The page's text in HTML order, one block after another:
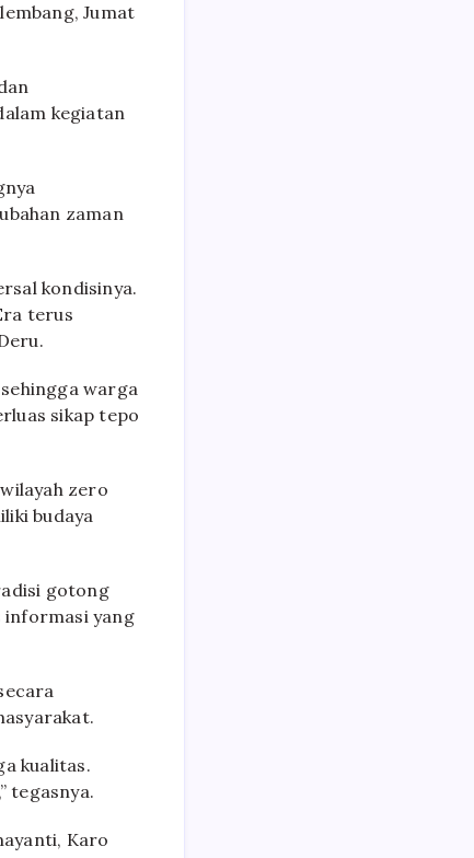
Jumat
kegiatan
zaman
kondisinya.
terus
warga
sikap tepo
zero
budaya
gotong
informasi yang
kualitas.
tegasnya.
Karo